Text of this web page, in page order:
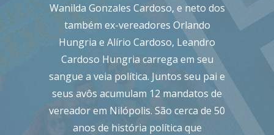
Wanilda Gonzales Cardoso, e neto dos
também ex-vereadores Orlando
Hungria e Alírio Cardoso, Leandro
Cardoso Hungria carrega em seu
sangue a veia política. Juntos seu pai e
seus avôs acumulam 12 mandatos de
vereador em Nilópolis. São cerca de 50
anos de história política que